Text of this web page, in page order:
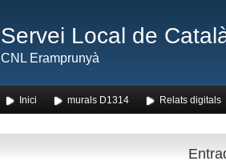
Servei Local de
CNL Eramprunyà
Inici murals D1314 Relats digitals